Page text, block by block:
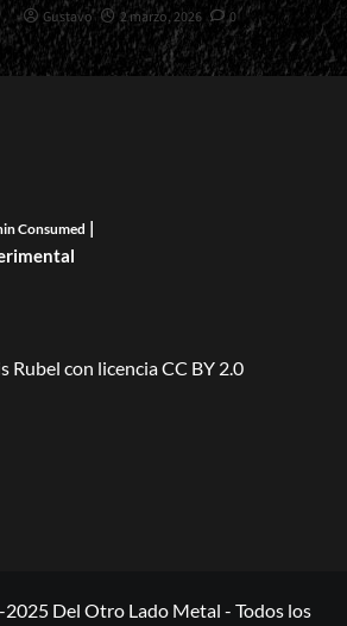
Gustavo 2 marzo, 2026 0
Consumed |
Rubel con licenciaCC BY 2.0
Del Otro Lado Metal - Todos los